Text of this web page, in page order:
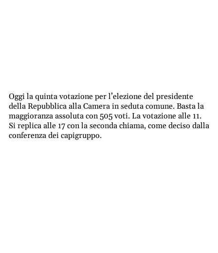
Oggi la quinta votazione per l’elezione del presidente
della Repubblica alla Camera in seduta comune. Basta la
maggioranza assoluta con 505 voti. La votazione alle 11.
Si replica alle 17 con la seconda chiama, come deciso dalla
conferenza dei capigruppo.